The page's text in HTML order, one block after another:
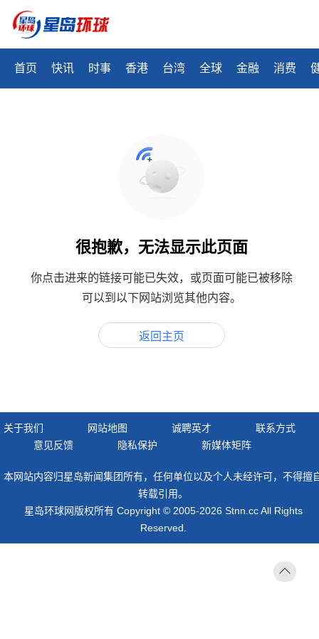
首页 快讯 时事 香港 台湾 全球 金融 消费
很抱歉，无法显示此页面
你点击进来的链接可能已失效，或页面可能已被移除
可以到以下网站浏览其他内容。
返回主页
关于我们 网站地图 诚聘英才
联系方式
意见反馈
隐私保护 新媒体矩阵
本网站内容归星岛新闻集团所有，任何单位以及个人未经许可，不得擅
转载引用。
星岛环球网版权所有 Copyright © 2005-2026 Stnn.cc All Rights
Reserved.